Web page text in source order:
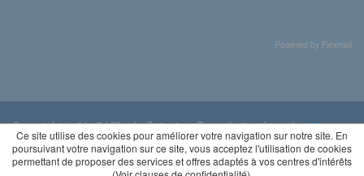
Powered by Flexmail
Copyright © 2015 Ville de Soignies. Tous droits réservés.Vie
privée
Ce site utilise des cookies pour améliorer votre navigation sur notre site. En
poursuivant votre navigation sur ce site, vous acceptez l'utilisation de cookies
permettant de proposer des services et offres adaptés à vos centres d'intérêts